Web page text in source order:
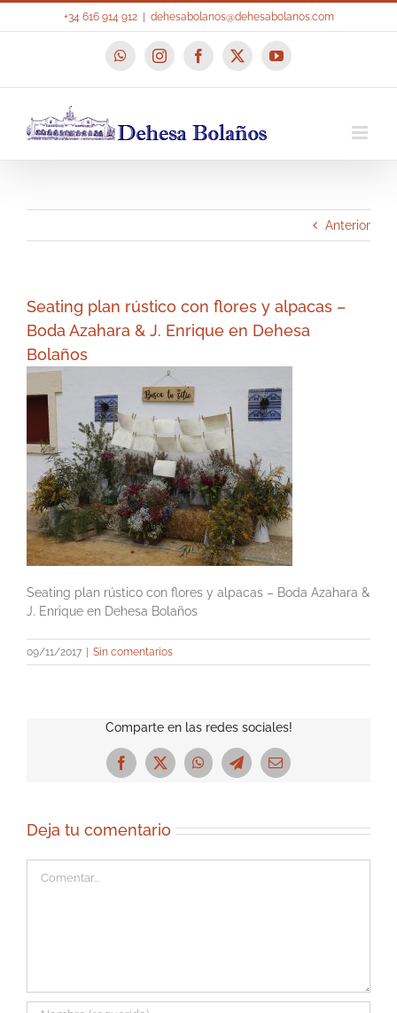
+34 616 914 912 dehesabolanos@dehesabolanos.com
WhatsAppInstagramFacebook
X YouTube
Anterior
Seating plan rústico con flores y alpacas –
Boda Azahara & J. Enrique en Dehesa
Bolaños
Seating plan rústico con flores y alpacas – Boda Azahara &
J. Enrique en Dehesa Bolaños
09/11/2017 Sin comentarios
Comparte en las redes sociales!
Facebook
X WhatsAppTelegramCorreo
Deja tu comentario